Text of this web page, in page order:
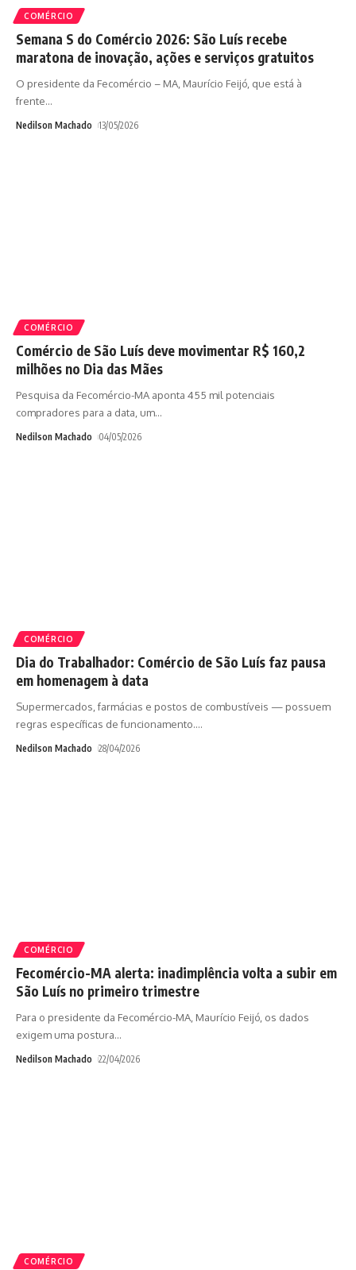
COMÉRCIO
Semana S do Comércio 2026: São Luís recebe
maratona de inovação, ações e serviços gratuitos
O presidente da Fecomércio – MA, Maurício Feijó, que está à
frente…
Nedilson Machado 13/05/2026
COMÉRCIO
Comércio de São Luís deve movimentar R$ 160,2
milhões no Dia das Mães
Pesquisa da Fecomércio-MA aponta 455 mil potenciais
compradores para a data, um…
Nedilson Machado 04/05/2026
COMÉRCIO
Dia do Trabalhador: Comércio de São Luís faz pausa
em homenagem à data
Supermercados, farmácias e postos de combustíveis — possuem
regras específicas de funcionamento.…
Nedilson Machado 28/04/2026
COMÉRCIO
Fecomércio-MA alerta: inadimplência volta a subir em
São Luís no primeiro trimestre
Para o presidente da Fecomércio-MA, Maurício Feijó, os dados
exigem uma postura…
Nedilson Machado 22/04/2026
COMÉRCIO